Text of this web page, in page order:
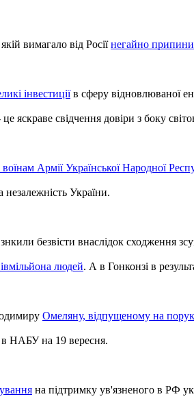
вимагало від Росіїнегайно
інвестиціїв сферу відновлюваної
яскраве свідчення довіри з боку
Армії Української Народної
незалежність України.
безвісти внаслідок сходження
людей. А в Гонконзі в
Омеляну, відпущеному на
в НАБУ на 19 вересня.
на підтримку ув'язненого в РФ